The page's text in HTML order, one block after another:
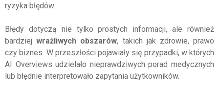
ryzyka błędów.
Błędy dotyczą nie tylko prostych informacji, ale również
bardziejwrażliwych obszarów, takich jak zdrowie, prawo
czy biznes. W przeszłości pojawiały się przypadki, w których
AI Overviews udzielało nieprawdziwych porad medycznych
lub błędnie interpretowało zapytania użytkowników.